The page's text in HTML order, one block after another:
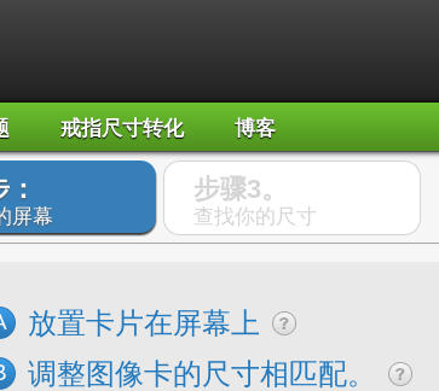
戒指尺寸转化 博客
屏幕
步骤3。
查找你的尺寸
放置卡片在屏幕上
调整图像卡的尺寸相匹配。